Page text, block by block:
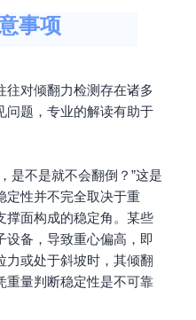
事项
往对倾翻力检测存在诸多
问题，专业的解读有助于
是不是就不会翻倒？”这是
定性并不完全取决于重
撑面构成的稳定角。某些
设备，导致重心偏高，即
力或处于斜坡时，其倾翻
重量判断稳定性是不可靠